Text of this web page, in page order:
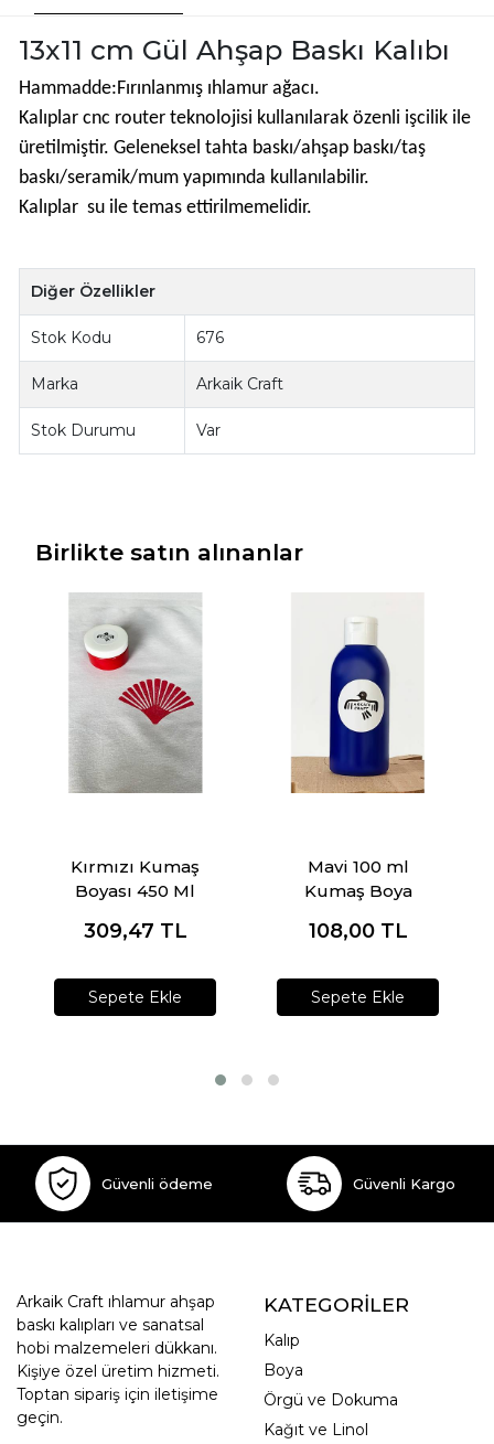
13x11 cm Gül Ahşap Baskı Kalıbı
Hammadde:Fırınlanmış ıhlamur ağacı.
Kalıplar cnc router teknolojisi kullanılarak özenli işcilik ile
üretilmiştir. Geleneksel tahta baskı/ahşap baskı/taş
baskı/seramik/mum yapımında kullanılabilir.
Kalıplar su ile temas ettirilmemelidir.
Diğer Özellikler
Stok Kodu 676
Marka Arkaik Craft
Stok Durumu Var
Birlikte satın alınanlar
Kırmızı Kumaş
Boyası 450 Ml
309,47 TL
Sepete Ekle
Mavi 100 ml
Kumaş Boya
108,00 TL
Sepete Ekle
Güvenli ödeme Güvenli Kargo
Arkaik Craft ıhlamur ahşap
baskı kalıpları ve sanatsal
hobi malzemeleri dükkanı.
Kişiye özel üretim hizmeti.
Toptan sipariş için iletişime
geçin.
KATEGORİLER
Kalıp
Boya
Örgü ve Dokuma
Kağıt ve Linol